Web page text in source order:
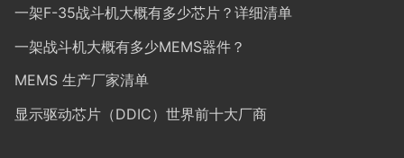
一架F-35战斗机大概有多少芯片？详细清单
一架战斗机大概有多少MEMS器件？
MEMS 生产厂家清单
显示驱动芯片（DDIC）世界前十大厂商